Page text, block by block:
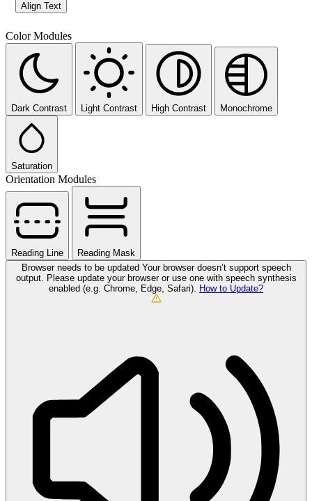
Align Text
Color Modules
Dark Contrast Light Contrast High Contrast Monochrome
Saturation
Orientation Modules
Reading Line
Reading Mask
Browser needs to be updated Your browser doesn’t support speech
output. Please update your browser or use one with speech synthesis
enabled (e.g. Chrome, Edge, Safari).
How to Update?